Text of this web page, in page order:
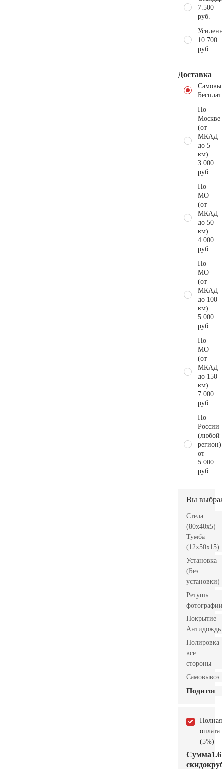
7.500
руб.
10.700
руб.
Доставка
По
Москве
(от
МКАД
до 5
км)
3.000
руб.
По
МО
(от
МКАД
до 50
км)
4.000
руб.
По
МО
(от
МКАД
до 100
км)
5.000
руб.
По
МО
(от
МКАД
до 150
км)
7.000
руб.
По
России
(любой
регион)
от
5.000
руб.
Вы
Стела
(80x40x5)
Тумба
(12x50x15)
Установка
(Без
установки)
Ретушь
фотографии
Покрытие
Антидождь
Полировка
все
стороны
Самовывоз
Подитог
Полная
оплата
(5%)
Сумма
скидок